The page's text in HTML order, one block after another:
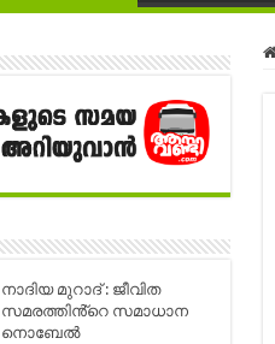
നാദിയ മുറാദ് : ജീവിത
സമരത്തിൻ്റെ സമാധാന
നൊബേൽ